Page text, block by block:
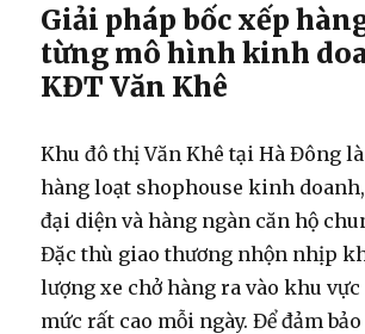
Giải pháp bốc xếp
từng mô hình kinh
KĐT Văn Khê
Khu đô thị Văn Khê tại Hà Đông
hàng loạt shophouse kinh
đại diện và hàng ngàn căn hộ
Đặc thù giao thương nhộn nhịp
lượng xe chở hàng ra vào khu
mức rất cao mỗi ngày. Để đảm